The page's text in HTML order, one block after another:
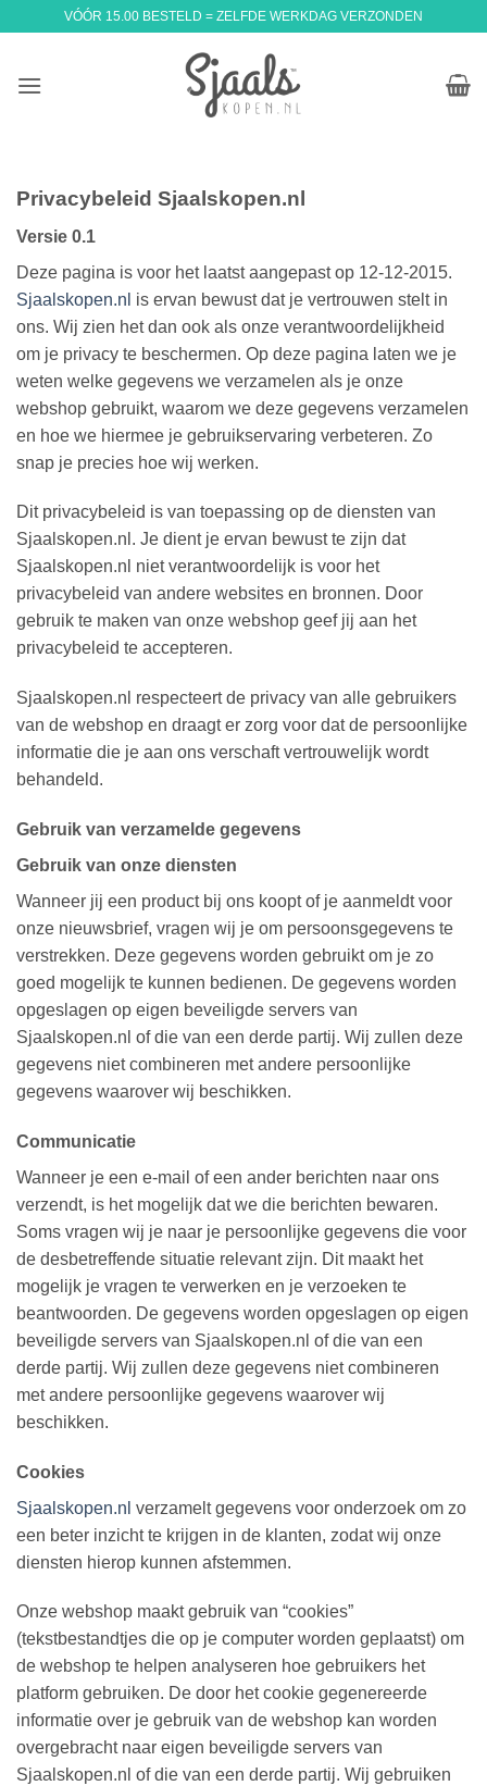
VÓÓR 15.00 BESTELD = ZELFDE WERKDAG VERZONDEN
Privacybeleid Sjaalskopen.nl
Versie 0.1
Deze pagina is voor het laatst aangepast op 12-12-2015.
Sjaalskopen.nl is ervan bewust dat je vertrouwen stelt in
ons. Wij zien het dan ook als onze verantwoordelijkheid
om je privacy te beschermen. Op deze pagina laten we je
weten welke gegevens we verzamelen als je onze
webshop gebruikt, waarom we deze gegevens verzamelen
en hoe we hiermee je gebruikservaring verbeteren. Zo
snap je precies hoe wij werken.
Dit privacybeleid is van toepassing op de diensten van
Sjaalskopen.nl. Je dient je ervan bewust te zijn dat
Sjaalskopen.nl niet verantwoordelijk is voor het
privacybeleid van andere websites en bronnen. Door
gebruik te maken van onze webshop geef jij aan het
privacybeleid te accepteren.
Sjaalskopen.nl respecteert de privacy van alle gebruikers
van de webshop en draagt er zorg voor dat de persoonlijke
informatie die je aan ons verschaft vertrouwelijk wordt
behandeld.
Gebruik van verzamelde gegevens
Gebruik van onze diensten
Wanneer jij een product bij ons koopt of je aanmeldt voor
onze nieuwsbrief, vragen wij je om persoonsgegevens te
verstrekken. Deze gegevens worden gebruikt om je zo
goed mogelijk te kunnen bedienen. De gegevens worden
opgeslagen op eigen beveiligde servers van
Sjaalskopen.nl of die van een derde partij. Wij zullen deze
gegevens niet combineren met andere persoonlijke
gegevens waarover wij beschikken.
Communicatie
Wanneer je een e-mail of een ander berichten naar ons
verzendt, is het mogelijk dat we die berichten bewaren.
Soms vragen wij je naar je persoonlijke gegevens die voor
de desbetreffende situatie relevant zijn. Dit maakt het
mogelijk je vragen te verwerken en je verzoeken te
beantwoorden. De gegevens worden opgeslagen op eigen
beveiligde servers van Sjaalskopen.nl of die van een
derde partij. Wij zullen deze gegevens niet combineren
met andere persoonlijke gegevens waarover wij
beschikken.
Cookies
Sjaalskopen.nl verzamelt gegevens voor onderzoek om zo
een beter inzicht te krijgen in de klanten, zodat wij onze
diensten hierop kunnen afstemmen.
Onze webshop maakt gebruik van “cookies”
(tekstbestandtjes die op je computer worden geplaatst) om
de webshop te helpen analyseren hoe gebruikers het
platform gebruiken. De door het cookie gegenereerde
informatie over je gebruik van de webshop kan worden
overgebracht naar eigen beveiligde servers van
Sjaalskopen.nl of die van een derde partij. Wij gebruiken